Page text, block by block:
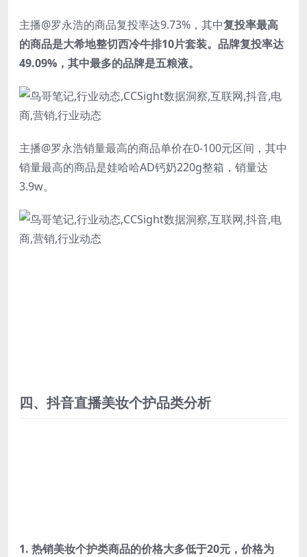
主播@罗永浩的商品复投率达9.73%，其中复投率最高
的商品是大希地整切西冷牛排10片套装。品牌复投率达
49.09%，其中最多的品牌是五粮液。
主播@罗永浩销量最高的商品单价在0-100元区间，其中
销量最高的商品是娃哈哈AD钙奶220g整箱，销量达
3.9w。
四、抖音直播美妆个护品类分析
1. 热销美妆个护类商品的价格大多低于20元，价格为